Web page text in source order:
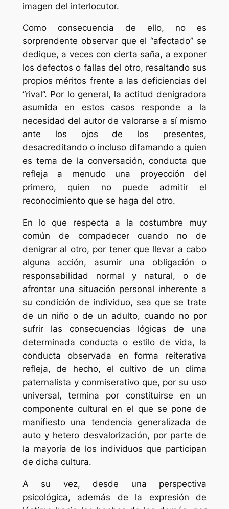
imagen del interlocutor.
Como consecuencia de ello, no es
sorprendente observar que el “afectado” se
dedique, a veces con cierta saña, a exponer
los defectos o fallas del otro, resaltando sus
propios méritos frente a las deficiencias del
“rival”. Por lo general, la actitud denigradora
asumida en estos casos responde a la
necesidad del autor de valorarse a sí mismo
ante los ojos de los presentes,
desacreditando o incluso difamando a quien
es tema de la conversación, conducta que
refleja a menudo una proyección del
primero, quien no puede admitir el
reconocimiento que se haga del otro.
En lo que respecta a la costumbre muy
común de compadecer cuando no de
denigrar al otro, por tener que llevar a cabo
alguna acción, asumir una obligación o
responsabilidad normal y natural, o de
afrontar una situación personal inherente a
su condición de individuo, sea que se trate
de un niño o de un adulto, cuando no por
sufrir las consecuencias lógicas de una
determinada conducta o estilo de vida, la
conducta observada en forma reiterativa
refleja, de hecho, el cultivo de un clima
paternalista y conmiserativo que, por su uso
universal, termina por constituirse en un
componente cultural en el que se pone de
manifiesto una tendencia generalizada de
auto y hetero desvalorización, por parte de
la mayoría de los individuos que participan
de dicha cultura.
A su vez, desde una perspectiva
psicológica, además de la expresión de